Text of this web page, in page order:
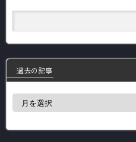
過去の記事
事